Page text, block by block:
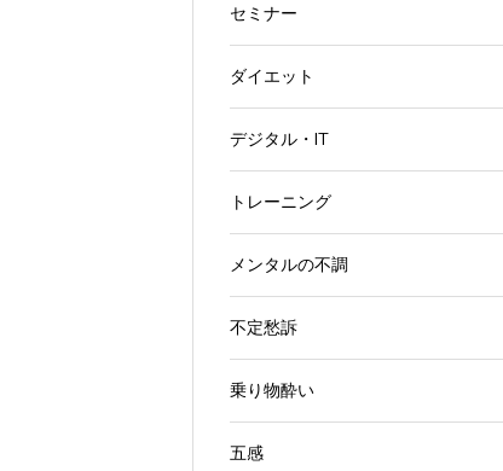
セミナー
ダイエット
デジタル・IT
トレーニング
メンタルの不調
不定愁訴
乗り物酔い
五感